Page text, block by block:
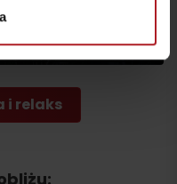
Schronisko Limba
Liptovské Revúce
i relaks